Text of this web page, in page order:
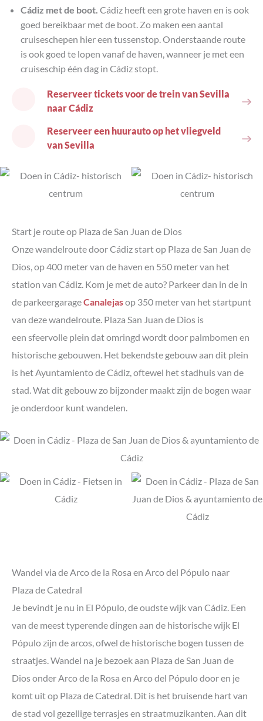
Cádiz met de boot. Cádiz heeft een grote haven en is ook
goed bereikbaar met de boot. Zo maken een aantal
cruiseschepen hier een tussenstop. Onderstaande route
is ook goed te lopen vanaf de haven, wanneer je met een
cruiseschip één dag in Cádiz stopt.
Reserveer tickets voor de trein van Sevilla
naar Cádiz
Reserveer een huurauto op het vliegveld
van Sevilla
Start je route op Plaza de San Juan de Dios
Onze wandelroute door Cádiz start op Plaza de San Juan de
Dios, op 400 meter van de haven en 550 meter van het
station van Cádiz. Kom je met de auto? Parkeer dan in de in
de parkeergarageCanalejasop 350 meter van het startpunt
van deze wandelroute. Plaza San Juan de Dios is
een sfeervolle plein dat omringd wordt door palmbomen en
historische gebouwen. Het bekendste gebouw aan dit plein
is het Ayuntamiento de Cádiz, oftewel het stadhuis van de
stad. Wat dit gebouw zo bijzonder maakt zijn de bogen waar
je onderdoor kunt wandelen.
Wandel via de Arco de la Rosa en Arco del Pópulo naar
Plaza de Catedral
Je bevindt je nu in El Pópulo, de oudste wijk van Cádiz. Een
van de meest typerende dingen aan de historische wijk El
Pópulo zijn de arcos, ofwel de historische bogen tussen de
straatjes. Wandel na je bezoek aan Plaza de San Juan de
Dios onder Arco de la Rosa en Arco del Pópulo door en je
komt uit op Plaza de Catedral. Dit is het bruisende hart van
de stad vol gezellige terrasjes en straatmuzikanten. Aan dit